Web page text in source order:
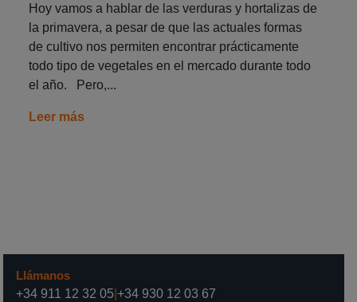
Hoy vamos a hablar de las verduras y hortalizas de
la primavera, a pesar de que las actuales formas
de cultivo nos permiten encontrar prácticamente
todo tipo de vegetales en el mercado durante todo
el año. Pero,...
Leer más
Llámanos
+34 911 12 32 05 +34 930 12 03 67